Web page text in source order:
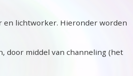
en lichtworker. Hieronder worden
door middel van channeling (het